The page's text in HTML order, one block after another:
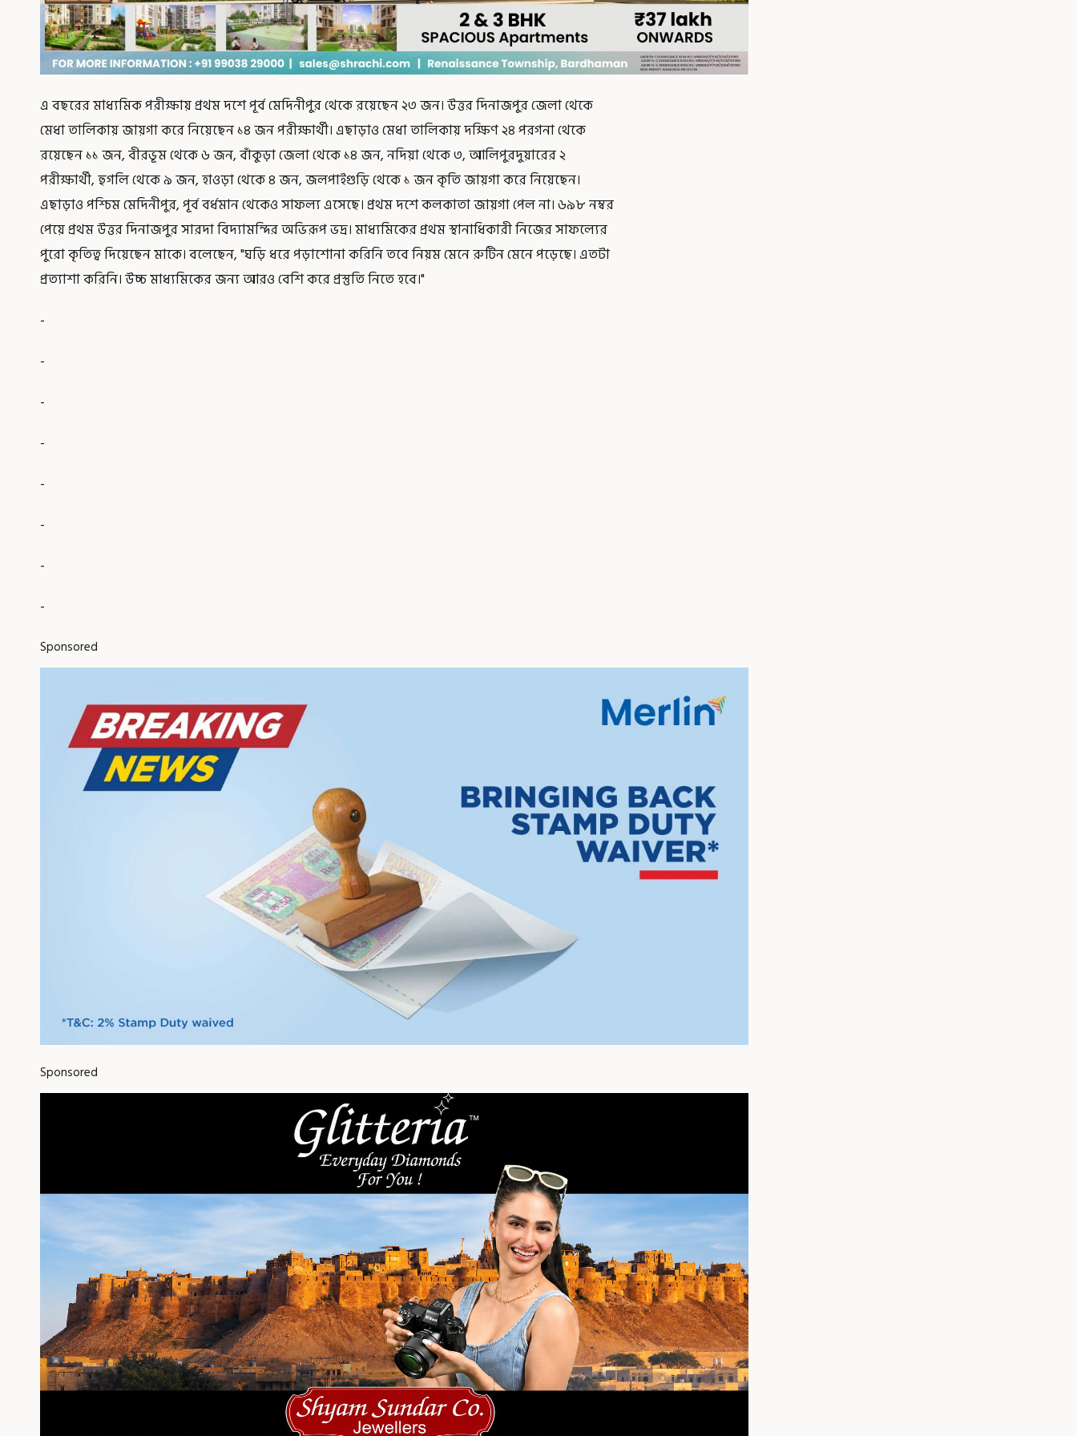
এ বছরের মাধ্যমিক পরীক্ষায় প্রথম দশে পূর্ব মেদিনীপুর থেকে রয়েছেন ২৩ জন। উত্তর দিনাজপুর জেলা থেকে
মেধা তালিকায় জায়গা করে নিয়েছেন ১৪ জন পরীক্ষার্থী। এছাড়াও মেধা তালিকায় দক্ষিণ ২৪ পরগনা থেকে
রয়েছেন ১১ জন, বীরভূম থেকে ৬ জন, বাঁকুড়া জেলা থেকে ১৪ জন, নদিয়া থেকে ৩, আলিপুরদুয়ারের ২
পরীক্ষার্থী, হুগলি থেকে ৯ জন, হাওড়া থেকে ৪ জন, জলপাইগুড়ি থেকে ১ জন কৃতি জায়গা করে নিয়েছেন।
এছাড়াও পশ্চিম মেদিনীপুর, পূর্ব বর্ধমান থেকেও সাফল্য এসেছে।প্রথম দশে কলকাতা জায়গা পেল না। ৬৯৮ নম্বর
পেয়ে প্রথম উত্তর দিনাজপুর সারদা বিদ্যামন্দির অভিরূপ ভদ্র। মাধ্যমিকের প্রথম স্থানাধিকারী নিজের সাফল্যের
পুরো কৃতিত্ব দিয়েছেন মাকে। বলেছেন, "ঘড়ি ধরে পড়াশোনা করিনি তবে নিয়ম মেনে রুটিন মেনে পড়েছে। এতটা
প্রত্যাশা করিনি। উচ্চ মাধ্যমিকের জন্য আরও বেশি করে প্রস্তুতি নিতে হবে।"
-
-
-
-
-
-
-
-
Sponsored
Sponsored